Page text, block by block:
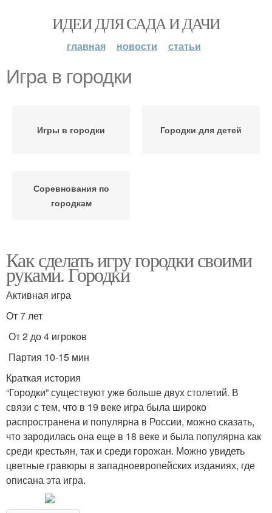
ИДЕИ ДЛЯ САДА И ДАЧИ
главная новости статьи
Игра в городки
Игры в городки Городки для детей
Соревнования по
городкам
Как сделать игру городки своими
руками. Городки
Активная игра
От 7 лет
От 2 до 4 игроков
Партия 10-15 мин
Краткая история
“Городки” существуют уже больше двух столетий. В
связи с тем, что в 19 веке игра была широко
распространена и популярна в России, можно сказать,
что зародилась она еще в 18 веке и была популярна как
среди крестьян, так и среди горожан. Можно увидеть
цветные гравюры в западноевропейских изданиях, где
описана эта игра.